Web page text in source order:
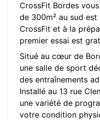
CrossFit Bordes
de 300m² au sud est
CrossFit et à la
premier essai est
Situé au cœur de
une salle de sport
des entraînements
Installé au 13 rue
une variété de
votre condition